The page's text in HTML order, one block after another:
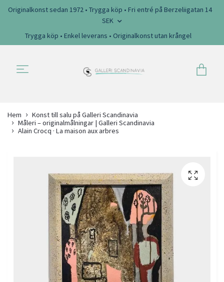
Originalkonst sedan 1972 • Trygga köp • Fri entré på Berzeliigatan 14
SEK
Trygga köp • Enkel leverans • Originalkonst utan krångel
Hem
Konst till salu på Galleri Scandinavia
Måleri – originalmålningar | Galleri Scandinavia
Alain Crocq · La maison aux arbres